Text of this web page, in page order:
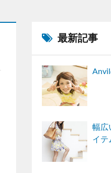
最新記事
幅広
イテ